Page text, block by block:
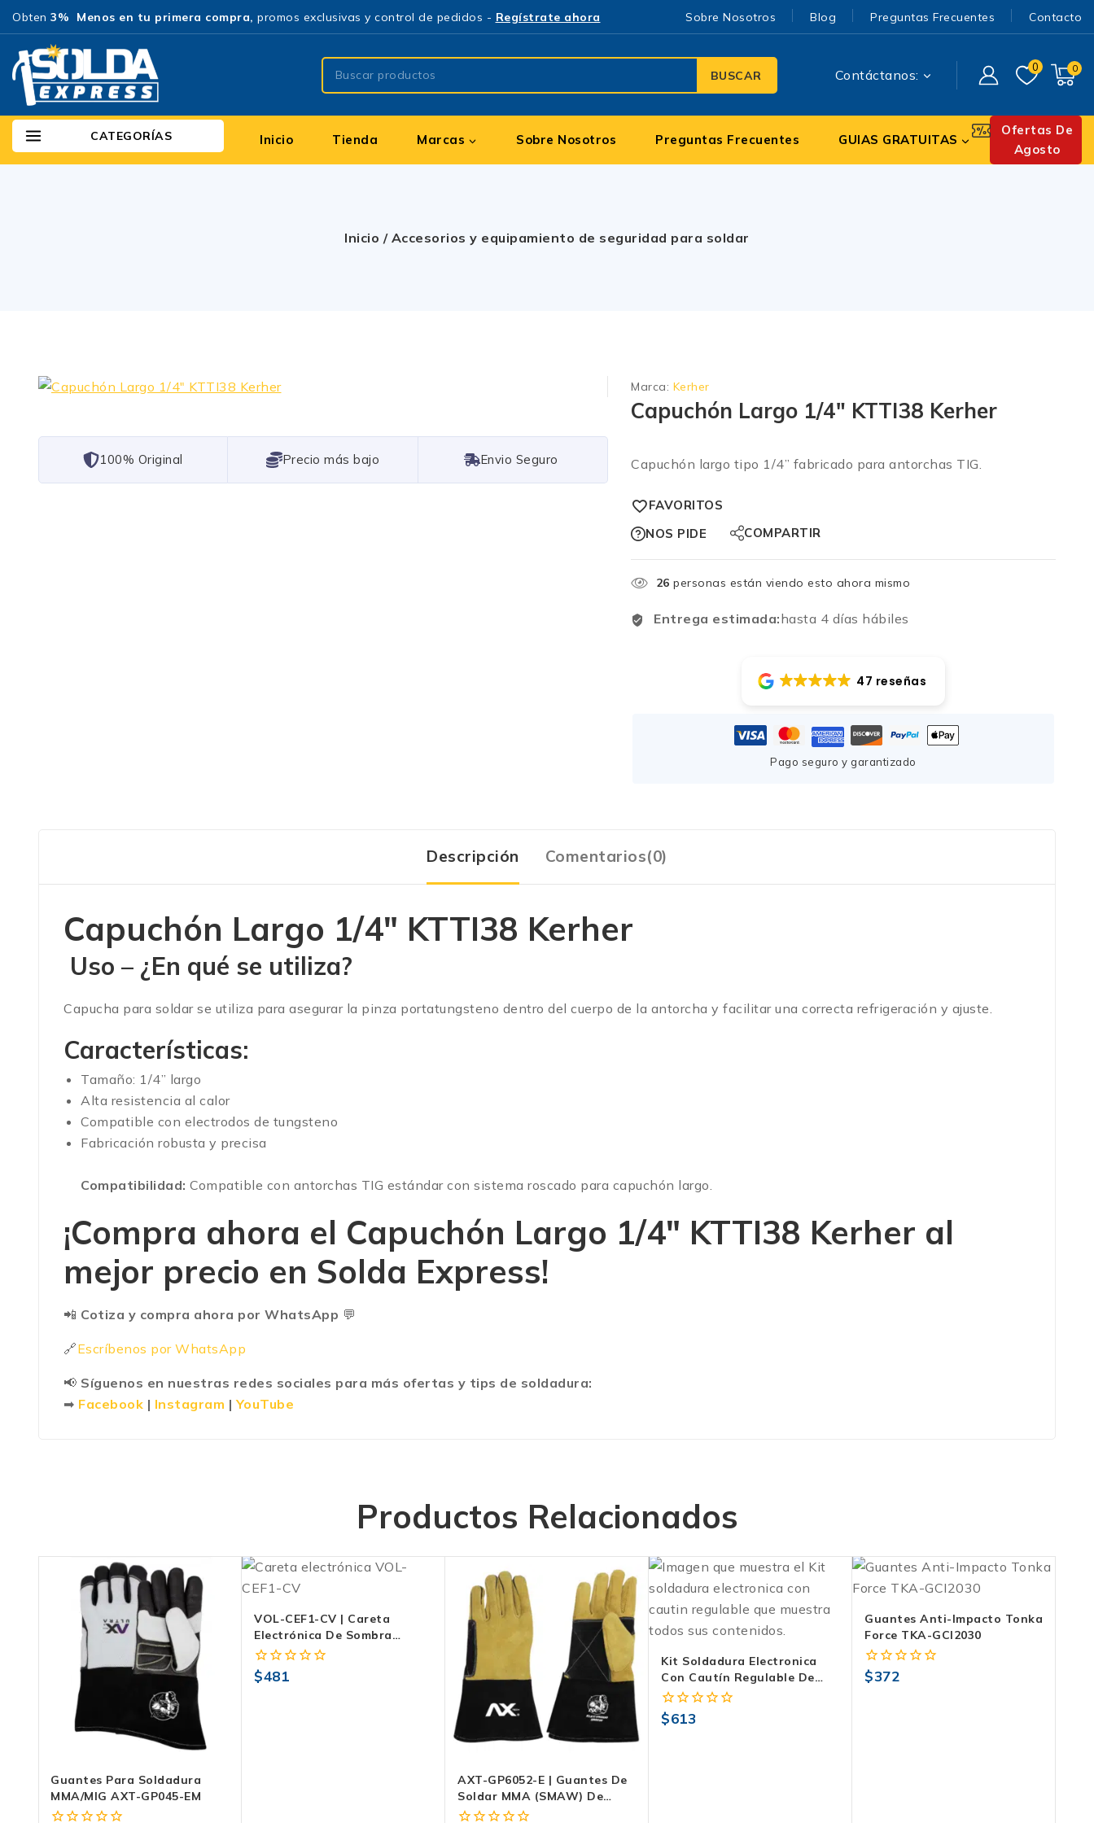
Obten 3% Menos en tu primera compra, promos exclusivas y control de pedidos - Regístrate ahora Sobre Nosotros Blog Preguntas Frecuentes Contacto
BUSCAR Contáctanos: 0 0
CATEGORÍAS Inicio Tienda Marcas Sobre Nosotros Preguntas Frecuentes GUIAS GRATUITAS
Ofertas De
Agosto
Inicio / Accesorios y equipamiento de seguridad para soldar
101% Original Lowest Price Free Shipping
Marca: Kerher
Capuchón Largo 1/4″ KTTI38 Kerher
Capuchón largo tipo 1/4” fabricado para antorchas TIG.
FAVORITOS
NOS PIDE
COMPARTIR
26 personas están viendo esto ahora mismo
Entrega estimada:hasta 4 días hábiles
47 reseñas
Pago seguro y garantizado
Descripción Comentarios(0)
Capuchón Largo 1/4″ KTTI38 Kerher
Uso – ¿En qué se utiliza?
Capucha para soldarse utiliza para asegurar la pinza portatungsteno dentro del cuerpo de la antorcha y facilitar una correcta refrigeración y ajuste.
Características:
Tamaño: 1/4” largo
Alta resistencia al calor
Compatible con electrodos de tungsteno
Fabricación robusta y precisa
Compatibilidad: Compatible con antorchas TIG estándar con sistema roscado para capuchón largo.
¡Compra ahora el Capuchón Largo 1/4″ KTTI38 Kerher al
mejor precio en Solda Express!
📲 Cotiza y compra ahora por WhatsApp 💬
🔗Escríbenos por WhatsApp
📢 Síguenos en nuestras redes sociales para más ofertas y tips de soldadura:
➡ Facebook | Instagram |YouTube
Productos Relacionados
Guantes Para Soldadura
MMA/MIG AXT-GP045-EM
VOL-CEF1-CV | Careta
Electrónica De Sombra
Variable
0
$481
AXT-GP6052-E | Guantes De
Soldar MMA (SMAW) De
Carnaza Con Hilo Kevlar® –
Kit Soldadura Electronica
Con Cautín Regulable De
25W – Truper CAU-25ERK
0
$613
Guantes Anti-Impacto Tonka
Force TKA-GCI2030
0
$372